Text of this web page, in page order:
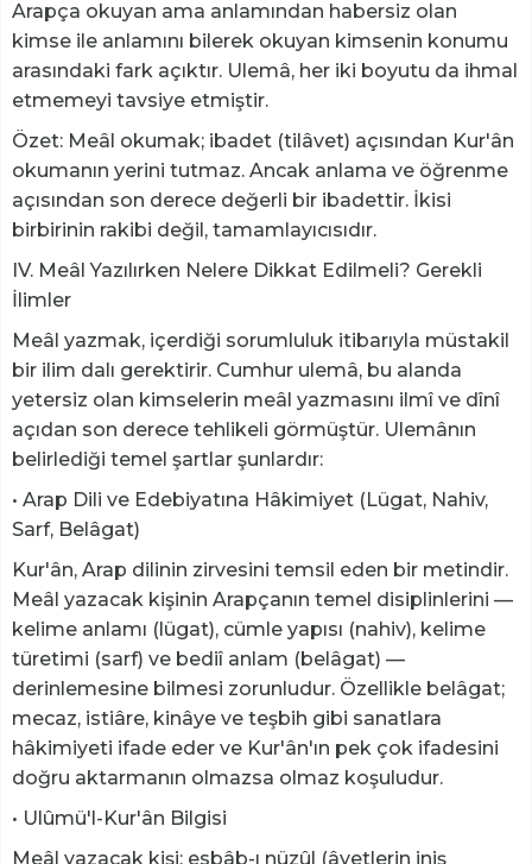
Arapça okuyan ama anlamından habersiz olan
kimse ile anlamını bilerek okuyan kimsenin konumu
arasındaki fark açıktır. Ulemâ, her iki boyutu da ihmal
etmemeyi tavsiye etmiştir.
Özet: Meâl okumak; ibadet (tilâvet) açısından Kur'ân
okumanın yerini tutmaz. Ancak anlama ve öğrenme
açısından son derece değerli bir ibadettir. İkisi
birbirinin rakibi değil, tamamlayıcısıdır.
IV. Meâl Yazılırken Nelere Dikkat Edilmeli? Gerekli
İlimler
Meâl yazmak, içerdiği sorumluluk itibarıyla müstakil
bir ilim dalı gerektirir. Cumhur ulemâ, bu alanda
yetersiz olan kimselerin meâl yazmasını ilmî ve dînî
açıdan son derece tehlikeli görmüştür. Ulemânın
belirlediği temel şartlar şunlardır:
• Arap Dili ve Edebiyatına Hâkimiyet (Lügat, Nahiv,
Sarf, Belâgat)
Kur'ân, Arap dilinin zirvesini temsil eden bir metindir.
Meâl yazacak kişinin Arapçanın temel disiplinlerini —
kelime anlamı (lügat), cümle yapısı (nahiv), kelime
türetimi (sarf) ve bediî anlam (belâgat) —
derinlemesine bilmesi zorunludur. Özellikle belâgat;
mecaz, istiâre, kinâye ve teşbih gibi sanatlara
hâkimiyeti ifade eder ve Kur'ân'ın pek çok ifadesini
doğru aktarmanın olmazsa olmaz koşuludur.
• Ulûmü'l-Kur'ân Bilgisi
Meâl yazacak kişi; esbâb-ı nüzûl (âyetlerin iniş